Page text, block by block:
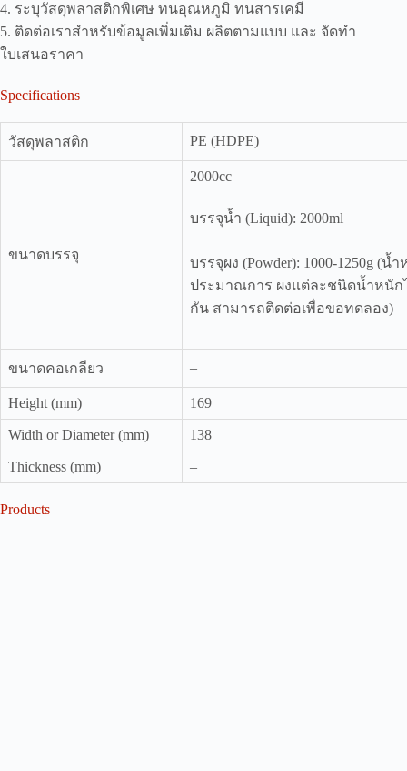
4. ระบุวัสดุพลาสติกพิเศษ ทนอุณหภูมิ ทนสารเคมี
5. ติดต่อเราสำหรับข้อมูลเพิ่มเติม ผลิตตามแบบ และ จัดทำ
ใบเสนอราคา
Specifications
วัสดุพลาสติก PE (HDPE)
ขนาดบรรจุ
2000cc
บรรจุน้ำ (Liquid): 2000ml
บรรจุผง (Powder): 1000-1250g (น้
ประมาณการ ผงแต่ละชนิดน้ำหนัก
กัน สามารถติดต่อเพื่อขอทดลอง)
ขนาดคอเกลียว –
Height (mm) 169
Width or Diameter (mm) 138
Thickness (mm) –
Products